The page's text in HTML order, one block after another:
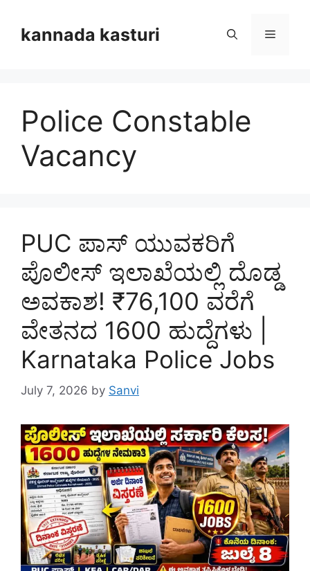
contentkannada kasturi Menu
Police Constable
Vacancy
PUC ಪಾಸ್ ಯುವಕರಿಗೆ
ಪೊಲೀಸ್ ಇಲಾಖೆಯಲ್ಲಿ ದೊಡ್ಡ
ಅವಕಾಶ! ₹76,100 ವರೆಗೆ
ವೇತನದ 1600 ಹುದ್ದೆಗಳು |
Karnataka Police Jobs
July 7, 2026 by Sanvi